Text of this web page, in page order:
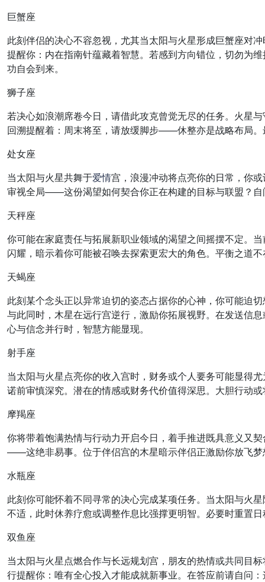
巨蟹座
此刻伴侣的决心不容忽视，尤其当太阳与火星形成巨蟹座对
提醒你：内在指南针蕴藏着智慧。若感到方向错位，切勿为
功自会到来。
狮子座
若决心如浪潮席卷今日，请借此攻克曾觉无尽的任务。火星
回溯提醒着：周末将至，请放缓脚步——休整亦是战略布局
处女座
当太阳与火星共舞于爱情宫，浪漫冲动将点亮你的日常，你
审视全局——这份渴望如何契合你正在构建的目标与联盟？
天秤座
你可能在家庭责任与拓展新职业领域的渴望之间摇摆不定。
闪耀，暗示着你可能被召唤去探索更宏大的角色。平衡之道
天蝎座
此刻某个念头正以异常迫切的姿态占据你的心神，你可能迫
与此同时，木星在远行宫逆行，激励你拓展视野。在发送信
心与信念并行时，智慧方能显现。
射手座
当太阳与火星点亮你的收入宫时，财务或个人要务可能显得
诺前审慎深究。潜在的情感或财务代价值得深思。大胆行动
摩羯座
你将带着饱满热情与行动力开启今日，着手推进既具意义又
——这绝非易事。位于伴侣宫的木星暗示伴侣正激励你放飞
水瓶座
此刻你可能怀着不同寻常的决心完成某项任务。当太阳与火
不适，此时休养疗愈或调整作息比强撑更明智。必要时重置
双鱼座
当太阳与火星点燃合作与长远规划宫，朋友的热情或共同目
行提醒你：唯有全心投入才能成就新事业。在答应前请自问